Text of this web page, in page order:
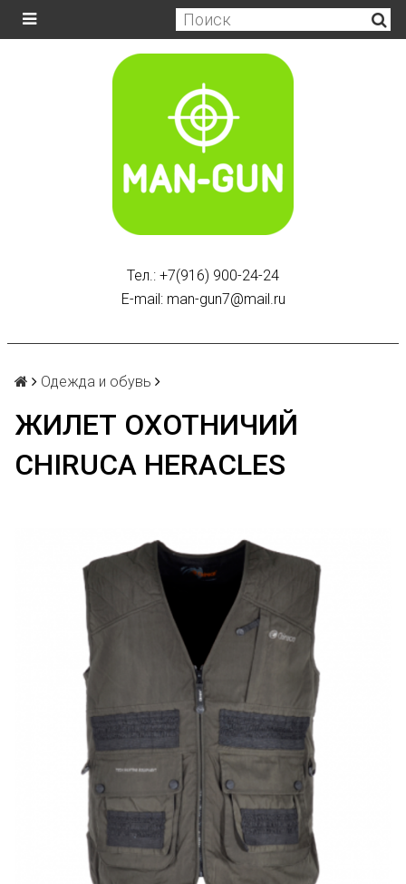
Тел.: +7(916) 900-24-24
E-mail: man-gun7@mail.ru
Одежда и обувь
ЖИЛЕТ ОХОТНИЧИЙ
CHIRUCA HERACLES